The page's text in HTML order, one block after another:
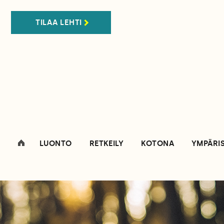
TILAA LEHTI
LUONTO RETKEILY KOTONA